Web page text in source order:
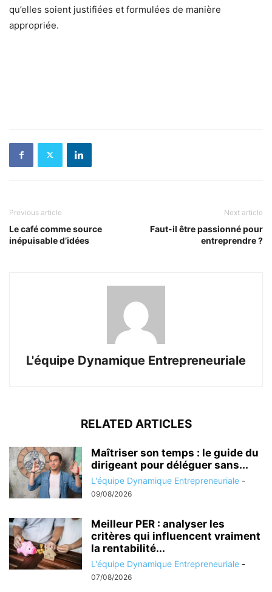
qu’elles soient justifiées et formulées de manière
appropriée.
Previous article
Le café comme source
inépuisable d’idées
Next article
Faut-il être passionné pour
entreprendre ?
L'équipe Dynamique Entrepreneuriale
RELATED ARTICLES
Maîtriser son temps : le guide du
dirigeant pour déléguer sans...
L'équipe Dynamique Entrepreneuriale -
09/08/2026
Meilleur PER : analyser les
critères qui influencent vraiment
la rentabilité...
L'équipe Dynamique Entrepreneuriale -
07/08/2026